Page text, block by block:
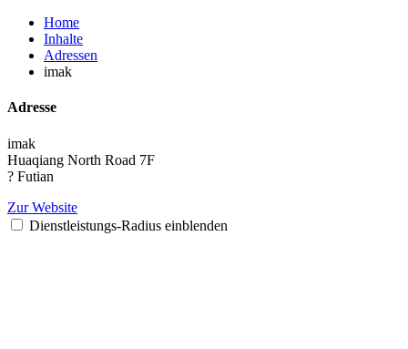
Home
Inhalte
Adressen
imak
Adresse
imak
Huaqiang North Road 7F
? Futian
Zur Website
Dienstleistungs-Radius einblenden